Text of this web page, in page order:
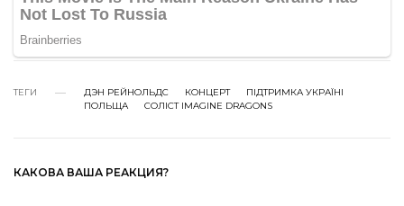
ТЕГИ ДЭН РЕЙНОЛЬДС КОНЦЕРТ
ПІДТРИМКА УКРАЇНІ
ПОЛЬЩА
СОЛІСТ IMAGINE DRAGONS
КАКОВА ВАША РЕАКЦИЯ?